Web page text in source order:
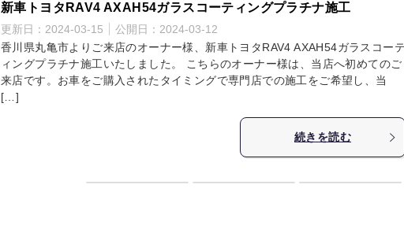
新車トヨタRAV4 AXAH54ガラスコーティングプラチナ施工
更新日： 2024-03-15 公開日： 2024-03-12
香川県丸亀市よりご来店のオーナー様、新車トヨタRAV4 AXAH54ガラスコーテ
ィングプラチナ施工いたしました。 こちらのオーナー様は、当店へ初めてのご
来店です。お車をご購入されたタイミングで専門店での施工をご希望し、当
[…]
続きを読む